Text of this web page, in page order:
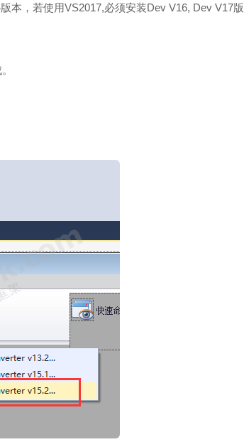
本，若使用VS2017,必须安装Dev V16, Dev V17版